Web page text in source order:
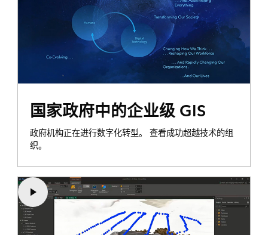
国家政府中的企业级 GIS
政府机构正在进行数字化转型。 查看成功超越技术的组
织。